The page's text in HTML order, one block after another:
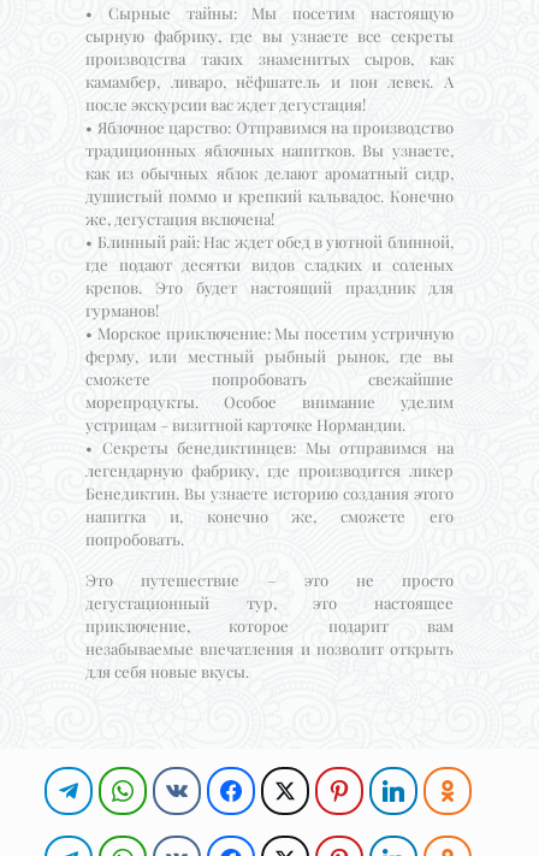
• Сырные тайны: Мы посетим настоящую
сырную фабрику, где вы узнаете все секреты
производства таких знаменитых сыров, как
камамбер, ливаро, нёфшатель и пон левек. А
после экскурсии вас ждет дегустация!
• Яблочное царство: Отправимся на производство
традиционных яблочных напитков. Вы узнаете,
как из обычных яблок делают ароматный сидр,
душистый поммо и крепкий кальвадос. Конечно
же, дегустация включена!
• Блинный рай: Нас ждет обед в уютной блинной,
где подают десятки видов сладких и соленых
крепов. Это будет настоящий праздник для
гурманов!
• Морское приключение: Мы посетим устричную
ферму, или местный рыбный рынок, где вы
сможете попробовать свежайшие
морепродукты. Особое внимание уделим
устрицам – визитной карточке Нормандии.
• Секреты бенедиктинцев: Мы отправимся на
легендарную фабрику, где производится ликер
Бенедиктин. Вы узнаете историю создания этого
напитка и, конечно же, сможете его
попробовать.
Это путешествие – это не просто
дегустационный тур, это настоящее
приключение, которое подарит вам
незабываемые впечатления и позволит открыть
для себя новые вкусы.